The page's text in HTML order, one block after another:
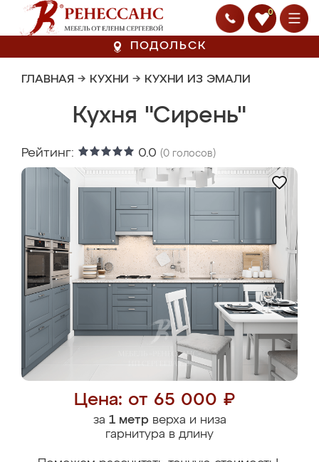
0
ПОДОЛЬСК
ГЛАВНАЯ → КУХНИ → КУХНИ ИЗ ЭМАЛИ
Кухня "Сирень"
Рейтинг: 0.0 (0 голосов)
Цена: от 65 000 ₽
за 1 метрверха и низа
гарнитура в длину